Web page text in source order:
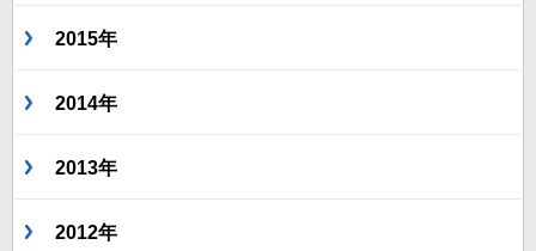
2015年
2014年
2013年
2012年